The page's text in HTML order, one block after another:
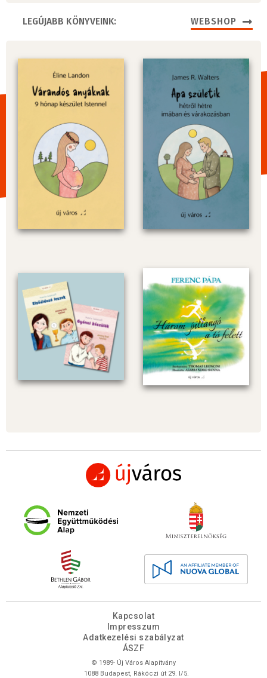
LEGÚJABB KÖNYVEINK: WEBSHOP
Kapcsolat
Impresszum
Adatkezelési szabályzat
ÁSZF
© 1989- Új Város Alapítvány
1088 Budapest, Rákóczi út 29. I/5.